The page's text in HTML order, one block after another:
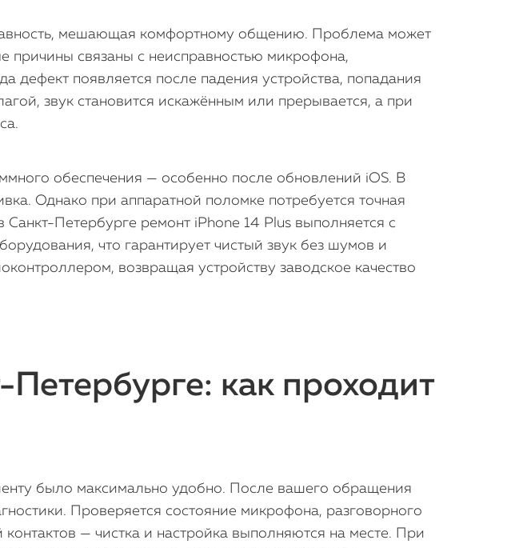
мешающая комфортному общению. Проблема может
причины связаны с неисправностью микрофона,
появляется после падения устройства, попадания
звук становится искажённым или прерывается, а при
обеспечения — особенно после обновлений iOS. В
Однако при аппаратной поломке потребуется точная
Петербурге ремонт iPhone 14 Plus выполняется с
что гарантирует чистый звук без шумов и
возвращая устройству заводское качество
как проходит
было максимально удобно. После вашего обращения
Проверяется состояние микрофона, разговорного
— чистка и настройка выполняются на месте. При